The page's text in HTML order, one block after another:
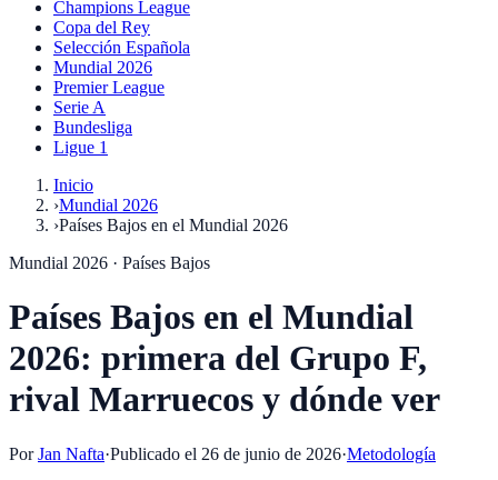
Champions League
Copa del Rey
Selección Española
Mundial 2026
Premier League
Serie A
Bundesliga
Ligue 1
Inicio
›Mundial 2026
›Países Bajos en el Mundial 2026
Mundial 2026 · Países Bajos
Países Bajos en el Mundial
2026: primera del Grupo F,
rival Marruecos y dónde ver
Por Jan Nafta·Publicado el 26 de junio de 2026·Metodología